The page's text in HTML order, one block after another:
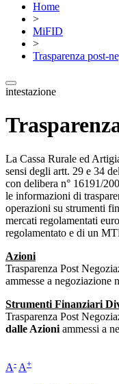
Home
>
MiFID
>
Trasparenza post-
intestazione
La Cassa Rurale ed
sensi degli artt. 29 e 34
con delibera n° 16191/
le informazioni di
operazioni su strumenti
mercati regolamentati
regolamentato e di un
Azioni
Trasparenza Post
ammesse a negoziazione
Strumenti Finanziari
Trasparenza Post
dalle Azioni ammessi a
A- A+